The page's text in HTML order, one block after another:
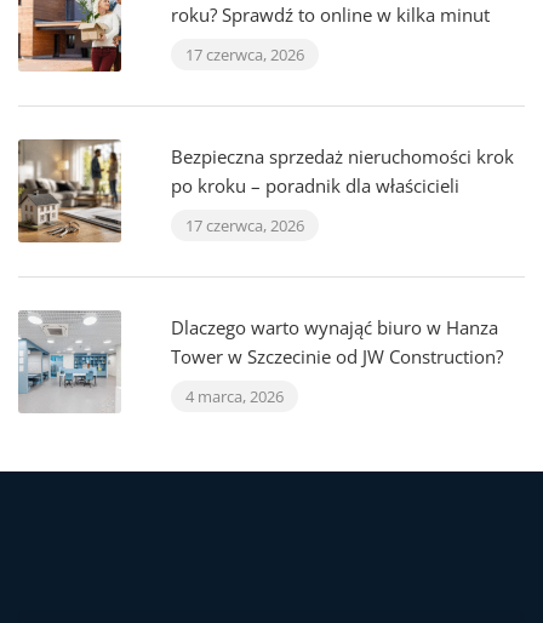
roku? Sprawdź to online w kilka minut
17 czerwca, 2026
Bezpieczna sprzedaż nieruchomości krok
po kroku – poradnik dla właścicieli
17 czerwca, 2026
Dlaczego warto wynająć biuro w Hanza
Tower w Szczecinie od JW Construction?
4 marca, 2026